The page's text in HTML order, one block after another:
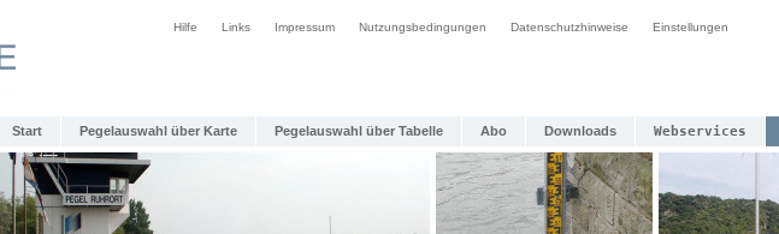
Hilfe Links Impressum Nutzungsbedingungen Datenschutzhinweise Einstellungen
Start Pegelauswahl über Karte Pegelauswahl über Tabelle Abo Downloads Webservices